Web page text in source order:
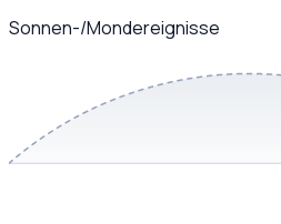
Sonnen-/Mondereignisse